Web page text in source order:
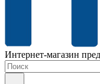
Интернет-магазин